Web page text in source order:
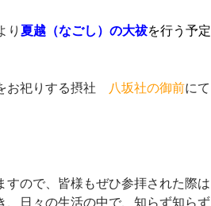
り 夏越（なごし）の大祓を行う予定
お祀りする摂社 八坂社の御前にて
すので、皆様もぜひ参拝された際は
、日々の生活の中で、知らず知らず